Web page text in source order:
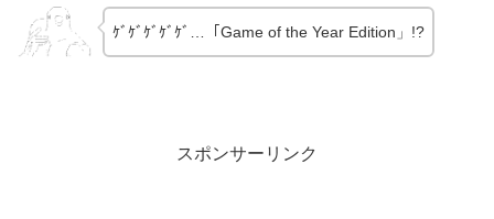
ｹﾞｹﾞｹﾞｹﾞｹﾞ…「Game of the Year Edition」!?
スポンサーリンク